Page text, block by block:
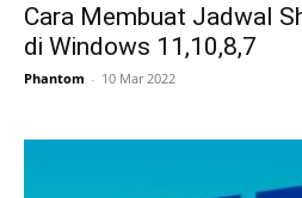
Cara Membuat Jadwal
di Windows 11,10,8,7
Phantom - 10 Mar 2022